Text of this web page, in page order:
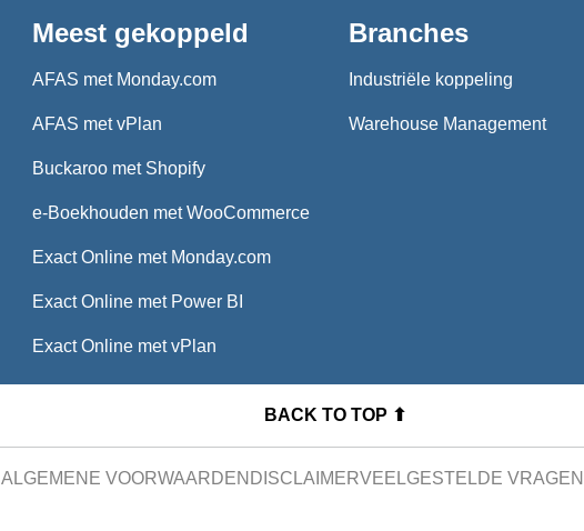
Meest gekoppeld
AFAS met Monday.com
AFAS met vPlan
Buckaroo met Shopify
e-Boekhouden met WooCommerce
Exact Online met Monday.com
Exact Online met Power BI
Exact Online met vPlan
Branches
Industriële koppeling
Warehouse Management
BACK TO TOP ⬆
ALGEMENE VOORWAARDEN DISCLAIMERVEELGESTELDE VRAGEN